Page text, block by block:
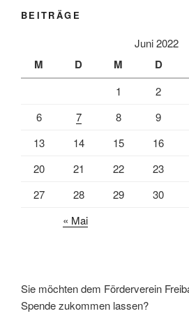
BEITRÄGE
Juni 2022
M D M D
1 2
6
7 8 9
13
14 15 16
20
21 22 23
27
28 29
30
« Mai
Sie möchten dem Förderverein
Spende zukommen lassen?